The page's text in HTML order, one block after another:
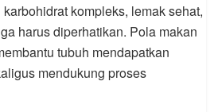
kompleks, lemak sehat,
harus diperhatikan. Pola makan
tubuh mendapatkan
mendukung proses